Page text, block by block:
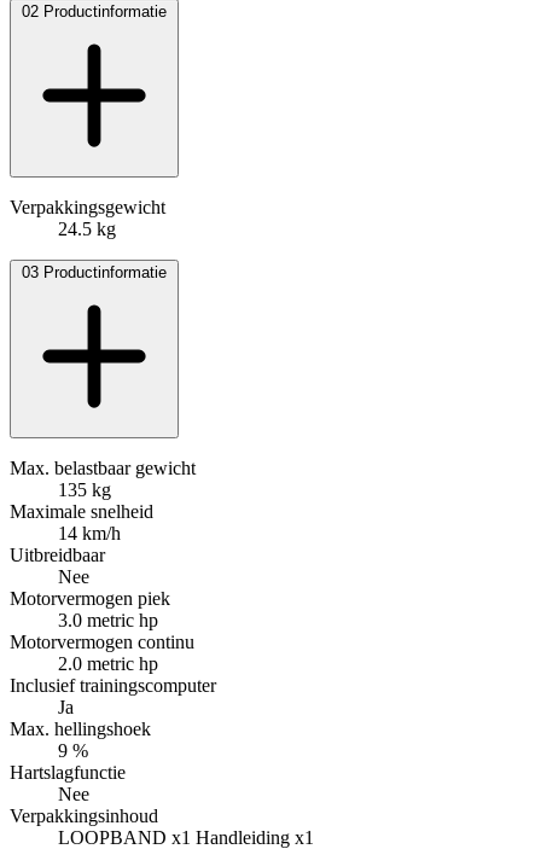
02 Productinformatie
Verpakkingsgewicht
24.5 kg
03 Productinformatie
Max. belastbaar gewicht
135 kg
Maximale snelheid
14 km/h
Uitbreidbaar
Nee
Motorvermogen piek
3.0 metric hp
Motorvermogen continu
2.0 metric hp
Inclusief trainingscomputer
Ja
Max. hellingshoek
9 %
Hartslagfunctie
Nee
Verpakkingsinhoud
LOOPBAND x1 Handleiding x1